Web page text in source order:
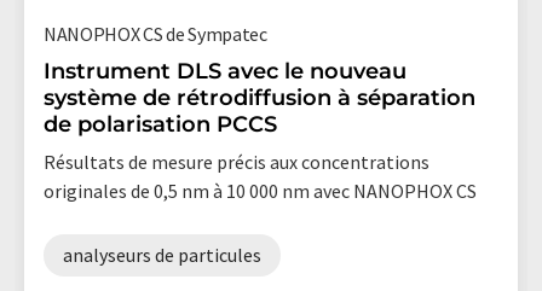
NANOPHOX CS de Sympatec
Instrument DLS avec le nouveau
système de rétrodiffusion à séparation
de polarisation PCCS
Résultats de mesure précis aux concentrations
originales de 0,5 nm à 10 000 nm avec NANOPHOX CS
analyseurs de particules